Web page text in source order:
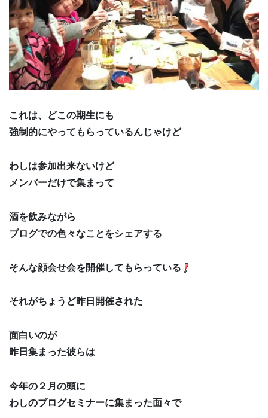
これは、どこの期生にも
強制的にやってもらっているんじゃけど
わしは参加出来ないけど
メンバーだけで集まって
酒を飲みながら
ブログでの色々なことをシェアする
そんな顔会せ会を開催してもらっている
それがちょうど昨日開催された
面白いのが
昨日集まった彼らは
今年の２月の頭に
わしのブログセミナーに集まった面々で